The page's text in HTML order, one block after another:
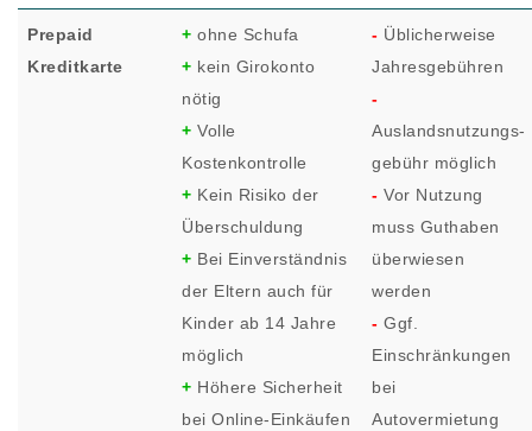
Prepaid
Kreditkarte
+ ohne Schufa
+ kein Girokonto
nötig
+ Volle
Kostenkontrolle
+ Kein Risiko der
Überschuldung
+ Bei Einverständnis
der Eltern auch für
Kinder ab 14 Jahre
möglich
+ Höhere Sicherheit
bei Online-Einkäufen
- Üblicherweise
Jahresgebühren
-
Auslandsnutzungs-
gebühr möglich
- Vor Nutzung
muss Guthaben
überwiesen
werden
- Ggf.
Einschränkungen
bei
Autovermietung